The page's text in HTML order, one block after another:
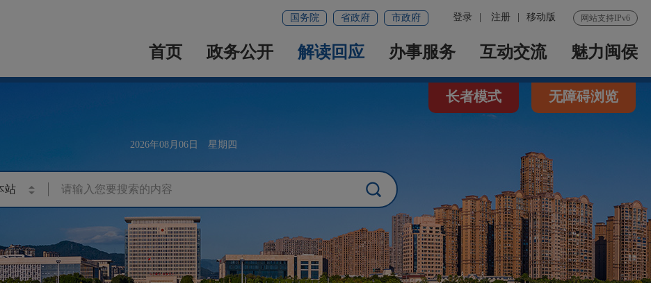
网站支持IPv6
登录 注册 移动版
国务院 省政府 市政府
首页 政务公开 解读回应 办事服务 互动交流 魅力闽侯
2026年08月06日 星期四
长者模式 无障碍浏览